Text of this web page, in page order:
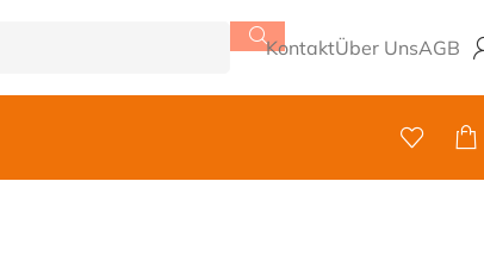
KontaktÜber UnsAGB